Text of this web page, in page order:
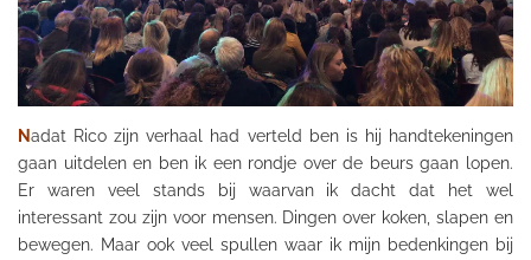
Nadat Rico zijn verhaal had verteld ben is hij handtekeningen
gaan uitdelen en ben ik een rondje over de beurs gaan lopen.
Er waren veel stands bij waarvan ik dacht dat het wel
interessant zou zijn voor mensen. Dingen over koken, slapen en
bewegen. Maar ook veel spullen waar ik mijn bedenkingen bij